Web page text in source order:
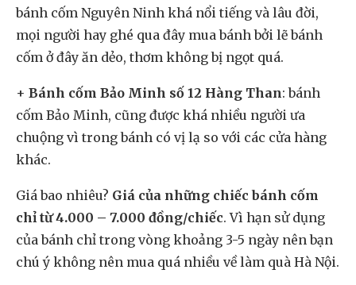
bánh cốm Nguyên Ninh khá nổi tiếng và lâu đời,
mọi người hay ghé qua đây mua bánh bởi lẽ bánh
cốm ở đây ăn dẻo, thơm không bị ngọt quá.
+ Bánh cốm Bảo Minh số 12 Hàng Than: bánh
cốm Bảo Minh, cũng được khá nhiều người ưa
chuộng vì trong bánh có vị lạ so với các cửa hàng
khác.
Giá bao nhiêu? Giá của những chiếc bánh cốm
chỉ từ 4.000 – 7.000 đồng/chiếc. Vì hạn sử dụng
của bánh chỉ trong vòng khoảng 3-5 ngày nên bạn
chú ý không nên mua quá nhiều về làm quà Hà Nội.